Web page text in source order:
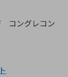
コングレコン